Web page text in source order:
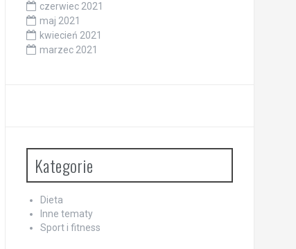
czerwiec 2021
maj 2021
kwiecień 2021
marzec 2021
Kategorie
Dieta
Inne tematy
Sport i fitness